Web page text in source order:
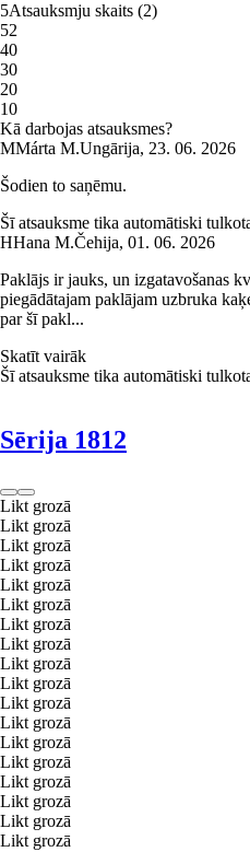
5Atsauksmju skaits (2)
52
40
30
20
10
Kā darbojas atsauksmes?
MMárta M.Ungārija, 23. 06. 2026
Šodien to saņēmu.
Šī atsauksme tika automātiski
HHana M.Čehija, 01. 06. 2026
Paklājs ir jauks, un izgatavošanas
piegādātajam paklājam uzbruka
par šī pakl...
Skatīt vairāk
Šī atsauksme tika automātiski
Sērija 1812
Likt grozā
Likt grozā
Likt grozā
Likt grozā
Likt grozā
Likt grozā
Likt grozā
Likt grozā
Likt grozā
Likt grozā
Likt grozā
Likt grozā
Likt grozā
Likt grozā
Likt grozā
Likt grozā
Likt grozā
Likt grozā